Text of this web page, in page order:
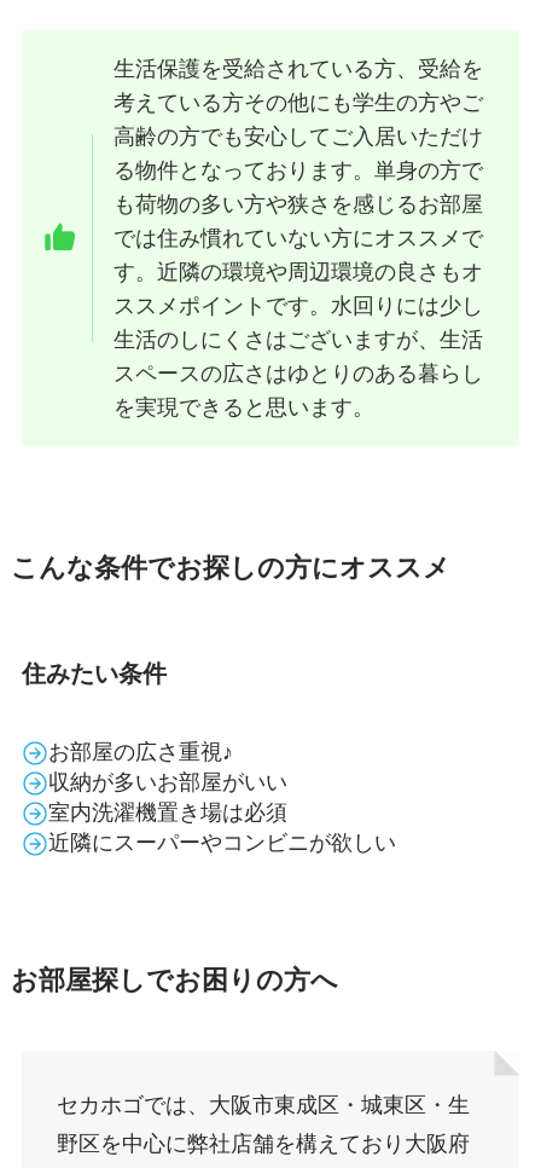
生活保護を受給されている方、受給を
考えている方その他にも学生の方やご
高齢の方でも安心してご入居いただけ
る物件となっております。単身の方で
も荷物の多い方や狭さを感じるお部屋
では住み慣れていない方にオススメで
す。近隣の環境や周辺環境の良さもオ
ススメポイントです。水回りには少し
生活のしにくさはございますが、生活
スペースの広さはゆとりのある暮らし
を実現できると思います。
こんな条件でお探しの方にオススメ
住みたい条件
お部屋の広さ重視♪
収納が多いお部屋がいい
室内洗濯機置き場は必須
近隣にスーパーやコンビニが欲しい
お部屋探しでお困りの方へ
セカホゴでは、大阪市東成区・城東区・生
野区を中心に弊社店舗を構えており大阪府